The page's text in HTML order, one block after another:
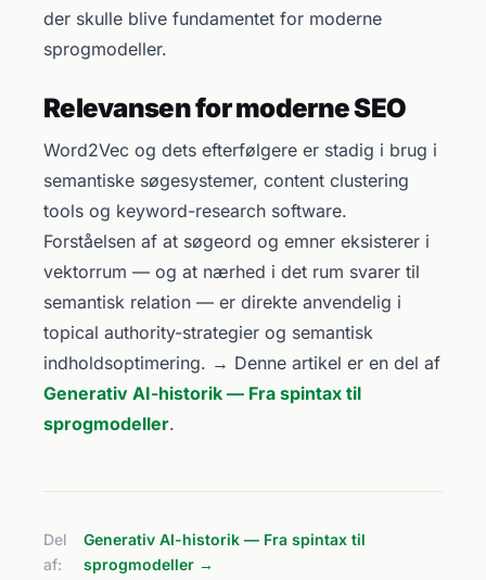
der skulle blive fundamentet for moderne
sprogmodeller.
Relevansen for moderne SEO
Word2Vec og dets efterfølgere er stadig i brug i
semantiske søgesystemer, content clustering
tools og keyword-research software.
Forståelsen af at søgeord og emner eksisterer i
vektorrum — og at nærhed i det rum svarer til
semantisk relation — er direkte anvendelig i
topical authority-strategier og semantisk
indholdsoptimering. → Denne artikel er en del af
Generativ AI-historik — Fra spintax til
sprogmodeller.
Del
af:
Generativ AI-historik — Fra spintax til
sprogmodeller →